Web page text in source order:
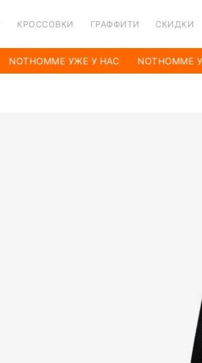
КРОССОВКИ ГРАФФИТИ СКИДКИ
NOTHOMME УЖЕ У НАС NOTHOMME